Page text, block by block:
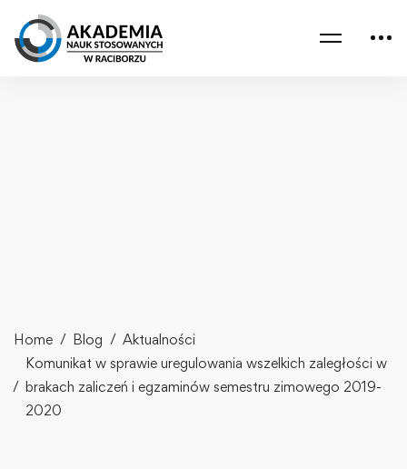
Home Blog
Aktualności
Komunikat w sprawie uregulowania wszelkich zaległości w
brakach zaliczeń i egzaminów semestru zimowego 2019-
2020